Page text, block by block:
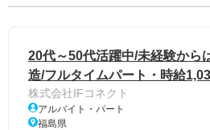
20代～50代活躍中/未経験から
造/フルタイムパート・時給
株式会社IFコネクト
アルバイト・パート
福島県